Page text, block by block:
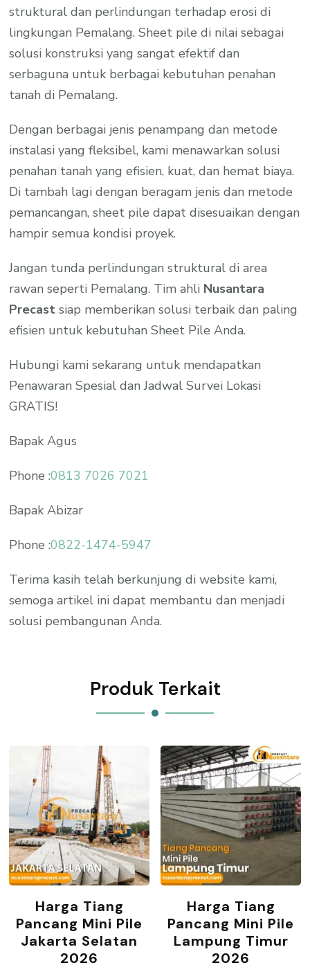
struktural dan perlindungan terhadap erosi di
lingkungan Pemalang. Sheet pile di nilai sebagai
solusi konstruksi yang sangat efektif dan
serbaguna untuk berbagai kebutuhan penahan
tanah di Pemalang.
Dengan berbagai jenis penampang dan metode
instalasi yang fleksibel, kami menawarkan solusi
penahan tanah yang efisien, kuat, dan hemat biaya.
Di tambah lagi dengan beragam jenis dan metode
pemancangan, sheet pile dapat disesuaikan dengan
hampir semua kondisi proyek.
Jangan tunda perlindungan struktural di area
rawan seperti Pemalang. Tim ahli Nusantara
Precast siap memberikan solusi terbaik dan paling
efisien untuk kebutuhan Sheet Pile Anda.
Hubungi kami sekarang untuk mendapatkan
Penawaran Spesial dan Jadwal Survei Lokasi
GRATIS!
Bapak Agus
Phone :0813 7026 7021
Bapak Abizar
Phone :0822-1474-5947
Terima kasih telah berkunjung di website kami,
semoga artikel ini dapat membantu dan menjadi
solusi pembangunan Anda.
Produk Terkait
Harga Tiang
Pancang Mini Pile
Jakarta Selatan
2026
Harga Tiang
Pancang Mini Pile
Lampung Timur
2026